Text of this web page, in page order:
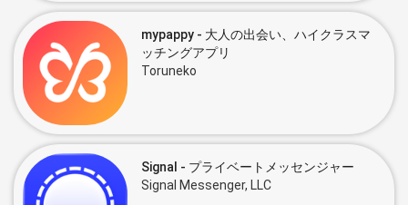
mypappy - 大人の出会い、ハイクラスマ
ッチングアプリ
Toruneko
Signal - プライベートメッセンジャー
Signal Messenger, LLC